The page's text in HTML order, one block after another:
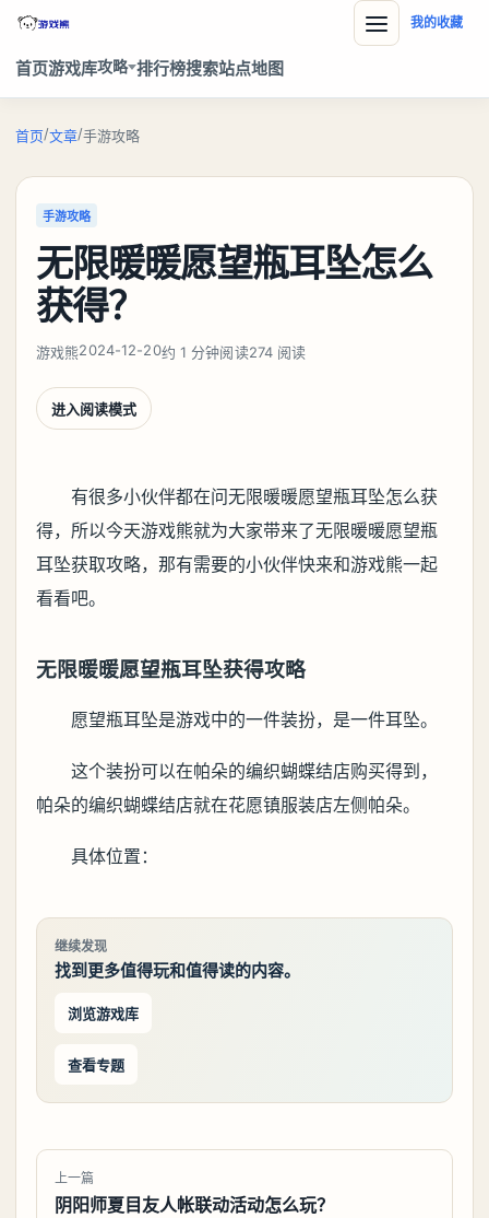
首页游戏库攻略 排行榜搜索站点地图
我的收藏
首页/文章/手游攻略
手游攻略
无限暖暖愿望瓶耳坠怎么
获得？
游戏熊2024-12-20约 1 分钟阅读274 阅读
进入阅读模式
有很多小伙伴都在问无限暖暖愿望瓶耳坠怎么获
得，所以今天游戏熊就为大家带来了无限暖暖愿望瓶
耳坠获取攻略，那有需要的小伙伴快来和游戏熊一起
看看吧。
无限暖暖愿望瓶耳坠获得攻略
愿望瓶耳坠是游戏中的一件装扮，是一件耳坠。
这个装扮可以在帕朵的编织蝴蝶结店购买得到，
帕朵的编织蝴蝶结店就在花愿镇服装店左侧帕朵。
具体位置：
继续发现
找到更多值得玩和值得读的内容。
浏览游戏库
查看专题
上一篇
阴阳师夏目友人帐联动活动怎么玩？